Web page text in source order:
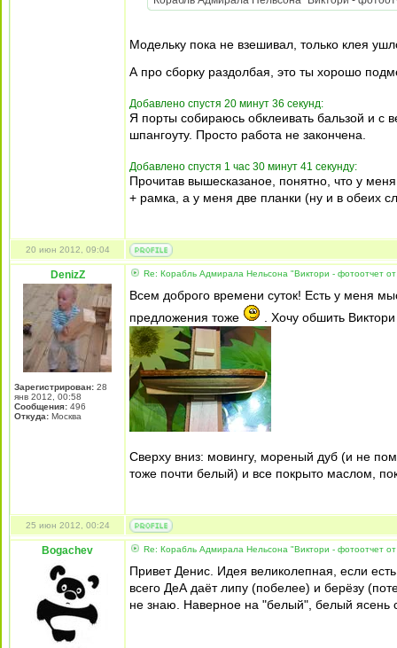
Модельку пока не взешивал, только клея
А про сборку раздолбая, это ты хорошо
Добавлено спустя 20 минут 36 секунд:
Я порты собираюсь обклеивать бальзой и с
шпангоуту. Просто работа не закончена.
Добавлено спустя 1 час 30 минут 41 секунду:
Прочитав вышесказаное, понятно, что у
+ рамка, а у меня две планки (ну и в обеих
20 июн 2012, 09:04
DenizZ
Зарегистрирован: 28
янв 2012, 00:58
Сообщения: 496
Откуда: Москва
Re: Корабль Адмирала Нельсона "Виктори - фотоотчет от
Всем доброго времени суток! Есть у меня
предложения тоже
. Хочу обшить
Сверху вниз: мовингу, мореный дуб (и не
тоже почти белый) и все покрыто маслом,
25 июн 2012, 00:24
Bogachev Re: Корабль Адмирала Нельсона "Виктори - фотоотчет от
Привет Денис. Идея великолепная, если
всего ДеА даёт липу (побелее) и берёзу
не знаю. Наверное на "белый", белый ясень